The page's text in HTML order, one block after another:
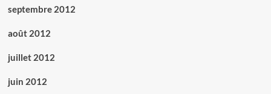
septembre 2012
août 2012
juillet 2012
juin 2012